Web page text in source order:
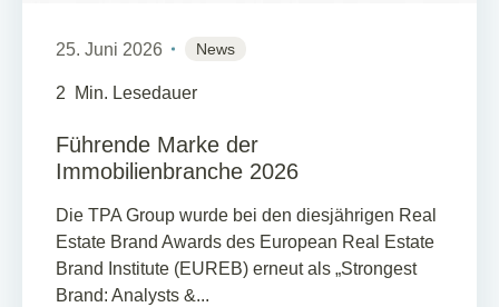
25. Juni 2026 News
2 Min. Lesedauer
Führende Marke der
Immobilienbranche 2026
Die TPA Group wurde bei den diesjährigen Real
Estate Brand Awards des European Real Estate
Brand Institute (EUREB) erneut als „Strongest
Brand: Analysts &...